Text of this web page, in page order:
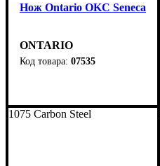
Нож Ontario OKC Seneca
ONTARIO
07535
1075 Carbon Steel